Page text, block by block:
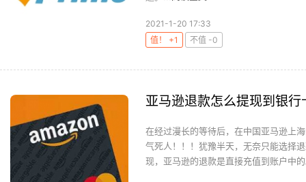
2021-1-20 17:33
值！ +1
不值 -0
亚马逊退款怎么提现到银行
在经过漫长的等待后，在中国亚马逊上
气死人！！！犹豫半天，无奈只能选择
现，亚马逊的退款是直接充值到账户中